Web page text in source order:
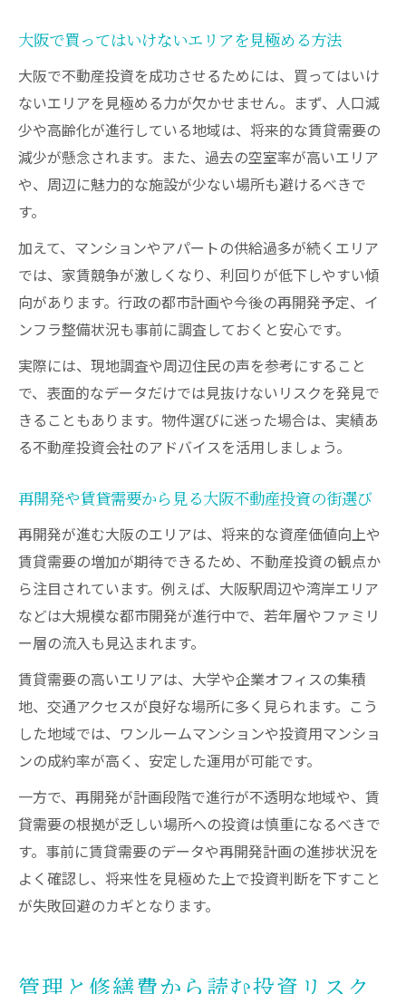
大阪で買ってはいけないエリアを見極める方法
大阪で不動産投資を成功させるためには、買ってはいけ
ないエリアを見極める力が欠かせません。まず、人口減
少や高齢化が進行している地域は、将来的な賃貸需要の
減少が懸念されます。また、過去の空室率が高いエリア
や、周辺に魅力的な施設が少ない場所も避けるべきで
す。
加えて、マンションやアパートの供給過多が続くエリア
では、家賃競争が激しくなり、利回りが低下しやすい傾
向があります。行政の都市計画や今後の再開発予定、イ
ンフラ整備状況も事前に調査しておくと安心です。
実際には、現地調査や周辺住民の声を参考にすること
で、表面的なデータだけでは見抜けないリスクを発見で
きることもあります。物件選びに迷った場合は、実績あ
る不動産投資会社のアドバイスを活用しましょう。
再開発や賃貸需要から見る大阪不動産投資の街選び
再開発が進む大阪のエリアは、将来的な資産価値向上や
賃貸需要の増加が期待できるため、不動産投資の観点か
ら注目されています。例えば、大阪駅周辺や湾岸エリア
などは大規模な都市開発が進行中で、若年層やファミリ
ー層の流入も見込まれます。
賃貸需要の高いエリアは、大学や企業オフィスの集積
地、交通アクセスが良好な場所に多く見られます。こう
した地域では、ワンルームマンションや投資用マンショ
ンの成約率が高く、安定した運用が可能です。
一方で、再開発が計画段階で進行が不透明な地域や、賃
貸需要の根拠が乏しい場所への投資は慎重になるべきで
す。事前に賃貸需要のデータや再開発計画の進捗状況を
よく確認し、将来性を見極めた上で投資判断を下すこと
が失敗回避のカギとなります。
管理と修繕費から読む投資リスク